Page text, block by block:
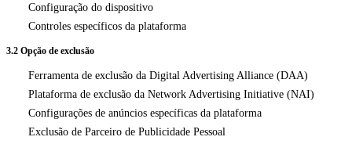
Configuração do dispositivo
Controles específicos da plataforma
3.2 Opção de exclusão
Ferramenta de exclusão da Digital Advertising Alliance (DAA)
Plataforma de exclusão da Network Advertising Initiative (NAI)
Configurações de anúncios específicas da plataforma
Exclusão de Parceiro de Publicidade Pessoal